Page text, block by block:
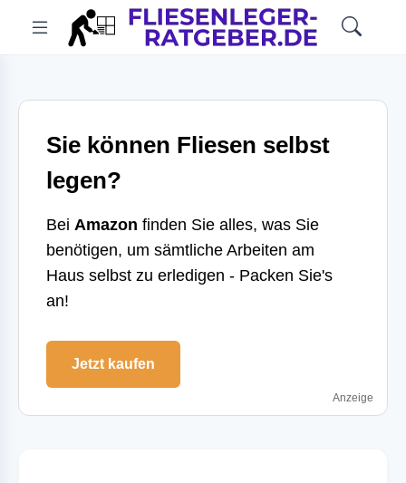
Sie können Fliesen selbst
legen?
Bei Amazon finden Sie alles, was Sie
benötigen, um sämtliche Arbeiten am
Haus selbst zu erledigen - Packen Sie's
an!
Jetzt kaufen
Anzeige